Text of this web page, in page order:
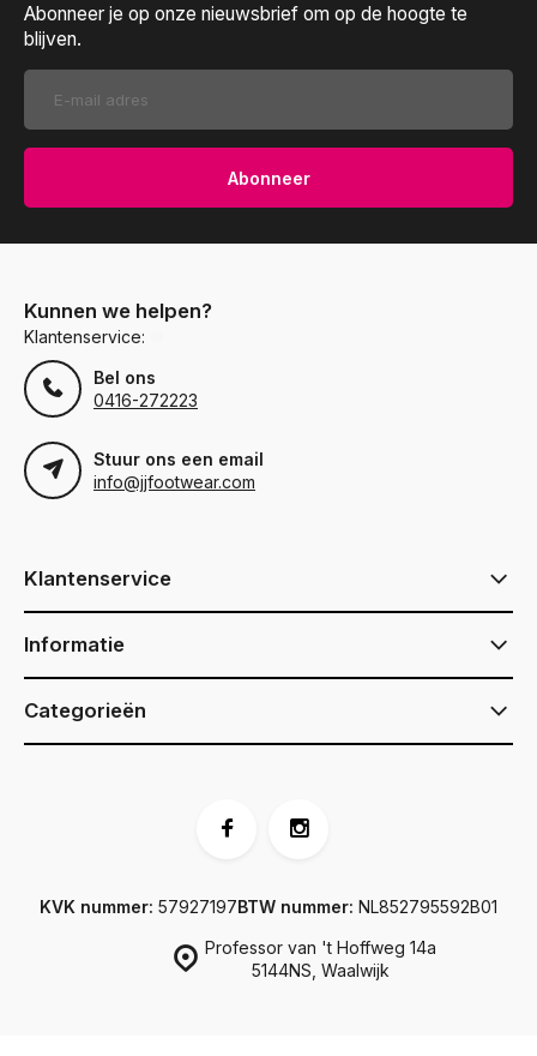
Abonneer je op onze nieuwsbrief om op de hoogte te
blijven.
Abonneer
Kunnen we helpen?
Klantenservice:
Bel ons
0416-272223
Stuur ons een email
info@jjfootwear.com
Klantenservice
Informatie
Categorieën
Professor van 't Hoffweg 14a
5144NS, Waalwijk
KVK nummer: 57927197BTW nummer: NL852795592B01